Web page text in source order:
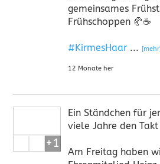
gemeinsames
Frühschoppen 🥐☕
#KirmesHaar ...
12 Monate her
Ein Ständchen für
viele Jahre den
Am Freitag haben
+1